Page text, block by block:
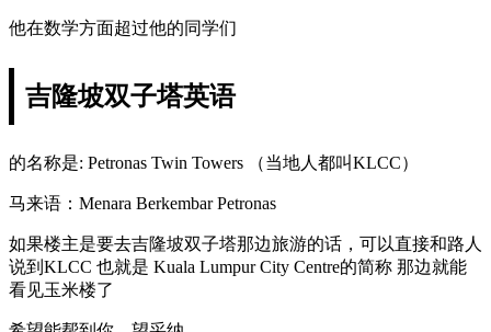
他在数学方面超过他的同学们
吉隆坡双子塔英语
的名称是: Petronas Twin Towers （当地人都叫KLCC）
马来语：Menara Berkembar Petronas
如果楼主是要去吉隆坡双子塔那边旅游的话，可以直接和路人
说到KLCC 也就是 Kuala Lumpur City Centre的简称 那边就能
看见玉米楼了